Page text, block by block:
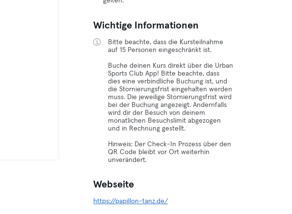
Wichtige Informationen
Bitte beachte, dass die Kursteilnahme
auf 15 Personen eingeschränkt ist.
Buche deinen Kurs direkt über die Urban
Sports Club App! Bitte beachte, dass
dies eine verbindliche Buchung ist, und
die Stornierungsfrist eingehalten werden
muss. Die jeweilige Stornierungsfrist wird
bei der Buchung angezeigt. Andernfalls
wird dir der Besuch von deinem
monatlichen Besuchslimit abgezogen
und in Rechnung gestellt.
Hinweis: Der Check-In Prozess über den
QR Code bleibt vor Ort weiterhin
unverändert.
Webseite
https://papillon-tanz.de/